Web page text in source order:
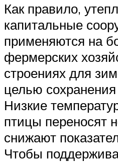
Как правило,
капитальные
применяются на
фермерских
строениях для
целью
Низкие
птицы переносят
снижают
Чтобы